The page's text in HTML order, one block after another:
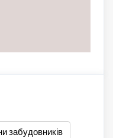
забудовників